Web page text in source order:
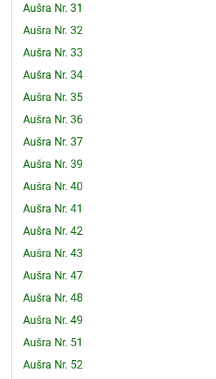
Aušra Nr. 31
Aušra Nr. 32
Aušra Nr. 33
Aušra Nr. 34
Aušra Nr. 35
Aušra Nr. 36
Aušra Nr. 37
Aušra Nr. 39
Aušra Nr. 40
Aušra Nr. 41
Aušra Nr. 42
Aušra Nr. 43
Aušra Nr. 47
Aušra Nr. 48
Aušra Nr. 49
Aušra Nr. 51
Aušra Nr. 52